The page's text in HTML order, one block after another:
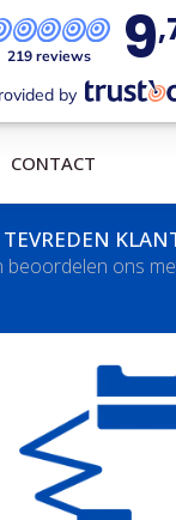
219 reviews 9
by
CONTACT
beoordelen ons